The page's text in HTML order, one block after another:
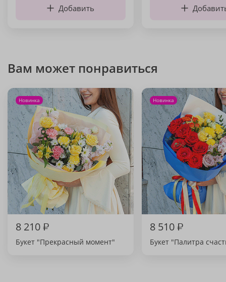
Добавить
Вам может понравиться
Новинка
8 210₽
Букет "Прекрасный момент"
Новинка
8 510₽
Букет "Палитра